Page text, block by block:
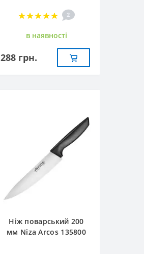
2
в наявностi
288 грн.
Ніж поварський 200
мм Niza Arcos 135800